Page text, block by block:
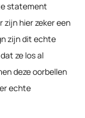
statement
zijn hier zeker een
zijn dit echte
ze los al
deze oorbellen
echte